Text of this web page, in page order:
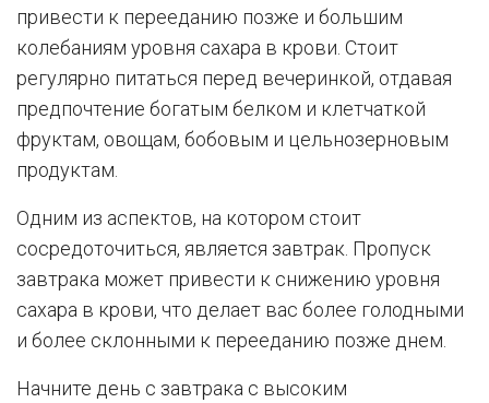
привести к перееданию позже и большим
колебаниям уровня сахара в крови. Стоит
регулярно питаться перед вечеринкой, отдавая
предпочтение богатым белком и клетчаткой
фруктам, овощам, бобовым и цельнозерновым
продуктам.
Одним из аспектов, на котором стоит
сосредоточиться, является завтрак. Пропуск
завтрака может привести к снижению уровня
сахара в крови, что делает вас более голодными
и более склонными к перееданию позже днем.
Начните день с завтрака с высоким